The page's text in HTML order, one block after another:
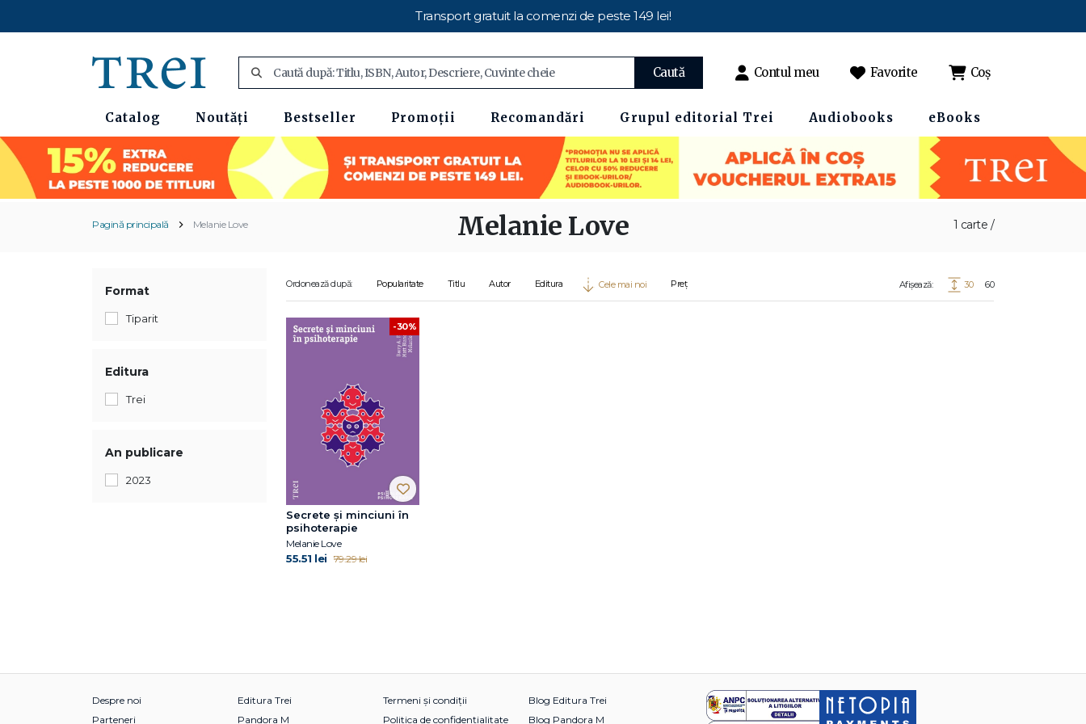
Transport gratuit la comenzi de peste 149 lei!
Caută Contul meu Favorite Coș
Catalog Noutăți Bestseller Promoții Recomandări Grupul editorial Trei Audiobooks eBooks
Pagină principală Melanie Love 1 carte /
Melanie Love
Format
Tiparit
Editura
Trei
An publicare
2023
Ordonează după: Popularitate Titlu Autor Editura Cele mai noi Preț Afișează: 30 60
-30%
Secrete și minciuni în
psihoterapie
Melanie Love
55.51 lei 79.29 lei
Despre noi
Parteneri
Editura Trei
Pandora M
Termeni și condiții
Politica de confidențialitate
Blog Editura Trei
Blog Pandora M